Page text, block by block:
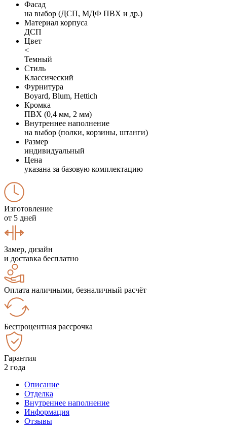
Фасад
на выбор (ДСП, МДФ ПВХ и др.)
Материал корпуса
ДСП
Цвет
<
Темный
Стиль
Классический
Фурнитура
Boyard, Blum, Hettich
Кромка
ПВХ (0,4 мм, 2 мм)
Внутреннее наполнение
на выбор (полки, корзины, штанги)
Размер
индивидуальный
Цена
указана за базовую комплектацию
Изготовление
от 5 дней
Замер, дизайн
и доставка бесплатно
Оплата наличными, безналичный расчёт
Беспроцентная рассрочка
Гарантия
2 года
Описание
Отделка
Внутреннее наполнение
Информация
Отзывы